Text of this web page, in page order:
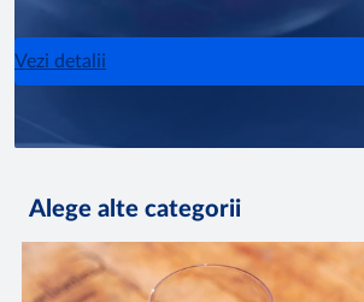
Vezi detalii
Alege alte categorii